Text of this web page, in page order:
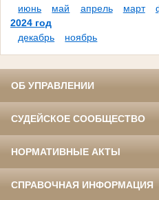
июнь май апрель март
2024 год
декабрь
ноябрь
ОБ УПРАВЛЕНИИ
СУДЕЙСКОЕ СООБЩЕСТВО
НОРМАТИВНЫЕ АКТЫ
СПРАВОЧНАЯ ИНФОРМАЦИЯ